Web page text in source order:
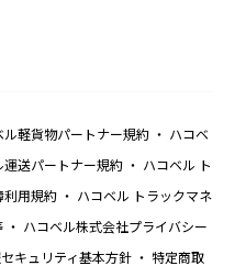
ル軽貨物パートナー規約
ハコベ
運送パートナー規約
ハコベル ト
利用規約
ハコベル トラックマネ
ハコベル株式会社プライバシー
キュリティ基本方針
特定商取